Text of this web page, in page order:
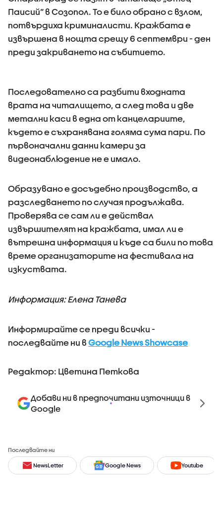
Паисий“ в Созопол. То е било обрано с взлом,
потвърдиха криминалисти. Кражбата е
извършена в нощта срещу 6 септември - ден
преди закриването на събитието.
Последователно са разбити входната
врата на читалището, а след това и две
метални каси в една от канцелариите,
където е съхранявана голяма сума пари. По
първоначални данни камери за
видеонаблюдение не е имало.
Образувано е досъдебно производство, а
разследването по случая продължава.
Проверява се сам ли е действал
извършителят на кражбата, имал ли е
вътрешна информация и къде са били по това
време организаторите на фестивала на
изкуствата.
Информация: Елена Танева
Информирайте се преди всички -
последвайте ни в Google News Showcase
Редактор: Цветина Петкова
Добави ни в предпочитани източници в
Google
Последвайте ни
NewsLetter Google News Youtube